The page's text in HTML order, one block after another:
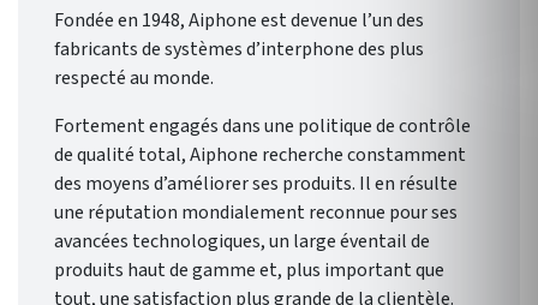
Fondée en 1948, Aiphone est devenue l’un des
fabricants de systèmes d’interphone des plus
respecté au monde.
Fortement engagés dans une politique de contrôle
de qualité total, Aiphone recherche constamment
des moyens d’améliorer ses produits. Il en résulte
une réputation mondialement reconnue pour ses
avancées technologiques, un large éventail de
produits haut de gamme et, plus important que
tout, une satisfaction plus grande de la clientèle.